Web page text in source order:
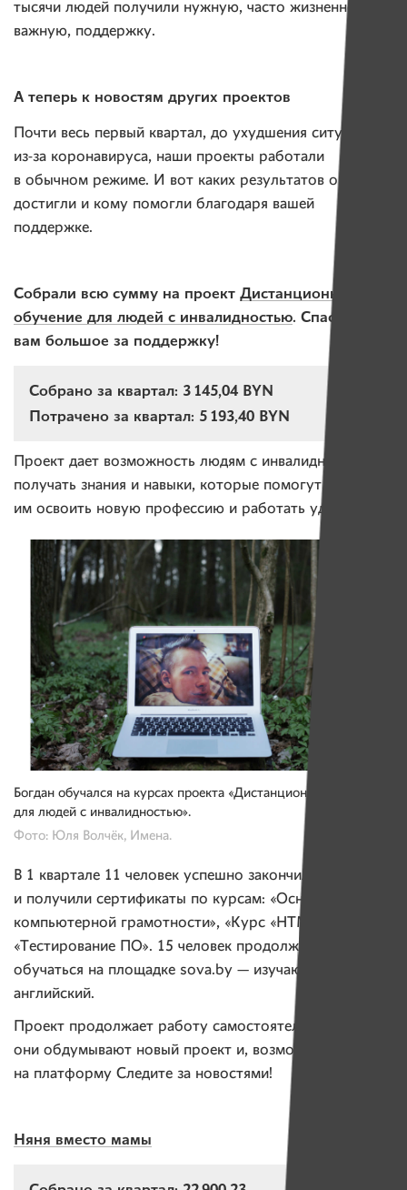
тысячи людей получили нужную, часто жизненно
важную, поддержку.
А теперь к новостям других проектов
Почти весь первый квартал, до ухудшения ситуации
из-за коронавируса, наши проекты работали
в обычном режиме. И вот каких результатов они
достигли и кому помогли благодаря вашей
поддержке.
Собрали всю сумму на проект Дистанционное
обучение для людей с инвалидностью. Спасибо
вам большое за поддержку!
Собрано за квартал: 3 145,04 BYN
Потрачено за квартал: 5 193,40 BYN
Проект дает возможность людям с инвалидностью
получать знания и навыки, которые помогут
им освоить новую профессию и работать удаленно.
Богдан обучался на курсах проекта «Дистанционное обучение
для людей с инвалидностью».
Фото: Юля Волчёк, Имена.
В 1 квартале 11 человек успешно закончили
и получили сертификаты по курсам: «Основы
компьютерной грамотности», «Курс «HTML SCC»,
«Тестирование ПО». 15 человек продолжают
обучаться на площадке sova.by — изучают
английский.
Проект продолжает работу самостоятельно. Сейчас
они обдумывают новый проект и, возможно, вернутся
на платформу Следите за новостями!
Няня вместо мамы